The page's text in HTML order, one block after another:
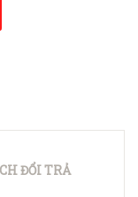
ĐỔI TRẢ